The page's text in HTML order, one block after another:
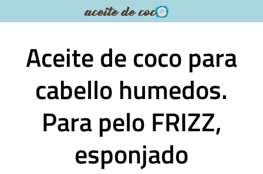
al
Aceite de coco para
cabello humedos.
Para pelo FRIZZ,
esponjado